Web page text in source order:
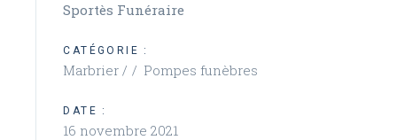
Sportès Funéraire
CATÉGORIE :
Marbrier / Pompes funèbres
DATE :
16 novembre 2021